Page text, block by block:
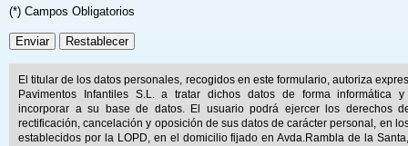
(*) Campos Obligatorios
El titular de los datos personales, recogidos en este formulario, autoriza
Pavimentos Infantiles S.L. a tratar dichos datos de forma informática y
incorporar a su base de datos. El usuario podrá ejercer los derechos
rectificación, cancelación y oposición de sus datos de carácter personal, en
establecidos por la LOPD, en el domicilio fijado en Avda.Rambla de la